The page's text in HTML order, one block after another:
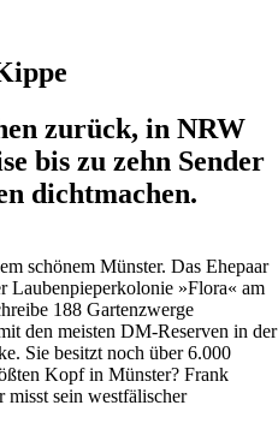
zurück, in NRW
bis zu zehn Sender
dichtmachen.
schönem Münster. Das Ehepaar
Laubenpieperkolonie »Flora« am
188 Gartenzwerge
den meisten DM-Reserven in der
Sie besitzt noch über 6.000
Kopf in Münster? Frank
misst sein westfälischer